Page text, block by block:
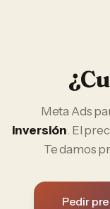
Meta Ads
inversión. El
Te damos
Pedir